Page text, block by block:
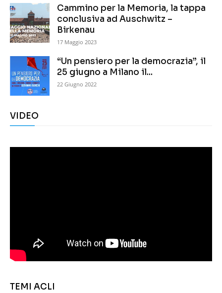
Cammino per la Memoria, la tappa
conclusiva ad Auschwitz –
Birkenau
17 Maggio 2023
“Un pensiero per la democrazia”, il
25 giugno a Milano il...
22 Giugno 2022
VIDEO
TEMI ACLI